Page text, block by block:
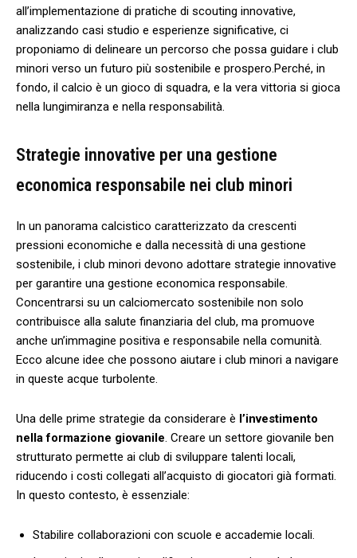
all’implementazione di pratiche ⁣di scouting innovative,
analizzando ⁤casi studio e esperienze significative, ci
proponiamo di delineare un percorso che possa guidare i club
minori verso un ⁣futuro ⁤più sostenibile⁤ e prospero.Perché, in
fondo,‌ il calcio è un gioco di squadra, e la⁣ vera vittoria si gioca
nella ‌lungimiranza​ e nella responsabilità.
Strategie innovative per una gestione
economica ⁤responsabile nei club minori
In⁢ un panorama​ calcistico ​caratterizzato da ⁢crescenti
pressioni ‌economiche⁤ e dalla⁢ necessità di una gestione ​
sostenibile, i club minori devono ⁢adottare strategie innovative
per garantire​ una gestione economica‍ responsabile.
Concentrarsi su un⁤ calciomercato sostenibile non solo
contribuisce alla salute ​finanziaria del club, ma promuove‍
anche un’immagine positiva e responsabile nella comunità.‌
Ecco⁤ alcune idee ​che possono aiutare⁤ i club⁤ minori a navigare
in queste acque turbolente.
Una delle prime strategie da considerare ⁣è l’investimento
nella formazione ‍giovanile . Creare un settore giovanile⁣ ben
strutturato ⁤permette ai club ⁤di sviluppare ⁣talenti‍ locali,
riducendo‍ i costi collegati‍ all’acquisto di giocatori ‍già ⁤formati.
In questo ⁣contesto, è⁤ essenziale:
Stabilire collaborazioni ‌con ⁤scuole e accademie locali.